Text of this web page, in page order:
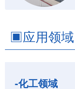
▣应用领
-化工领域